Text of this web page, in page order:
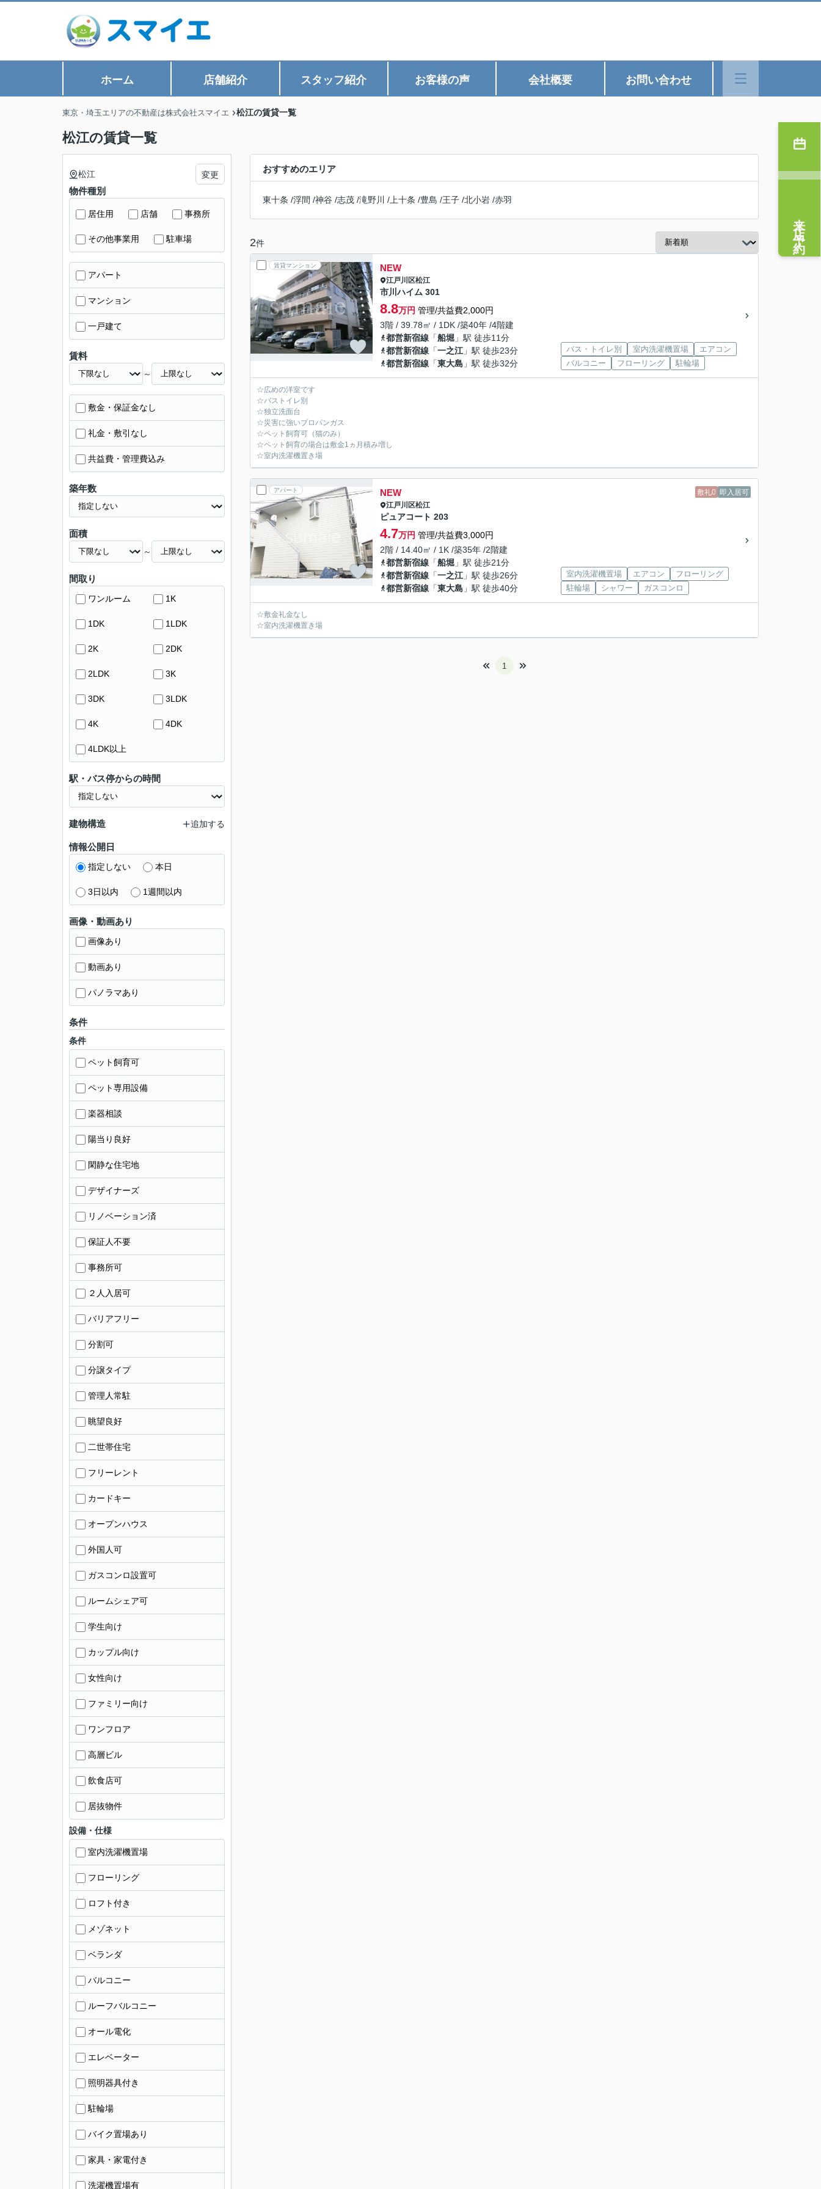
ホーム 店舗紹介 スタッフ紹介 お客様の声 会社概要 お問い合わせ
東京・埼玉エリアの不動産は株式会社スマイエ 松江の賃貸一覧
松江の賃貸一覧
おすすめのエリア
東十条 /浮間 /神谷 /志茂 /滝野川 / 上十条 /豊島 /王子 /北小岩 /赤羽
2件
賃貸マンション NEW
江戸川区松江
市川ハイム 301
8.8万円 管理/共益費2,000円
3階 / 39.78㎡ / 1DK /築40年 /4階建
都営新宿線 「船堀 」駅 徒歩11分
都営新宿線 「一之江 」駅 徒歩23分
都営新宿線 「東大島 」駅 徒歩32分
バス・トイレ別 室内洗濯機置場
エアコン
バルコニー
フローリング 駐輪場
☆広めの洋室です
☆バストイレ別
☆独立洗面台
☆災害に強いプロパンガス
☆ペット飼育可（猫のみ）
☆ペット飼育の場合は敷金1ヵ月積み増し
☆室内洗濯機置き場
アパート 敷礼0 即入居可
NEW
江戸川区松江
ピュアコート 203
4.7万円 管理/共益費3,000円
2階 / 14.40㎡ / 1K /築35年 /2階建
都営新宿線 「船堀 」駅 徒歩21分
都営新宿線 「一之江 」駅 徒歩26分
都営新宿線 「東大島 」駅 徒歩40分
室内洗濯機置場 エアコン
フローリング
駐輪場
シャワー ガスコンロ
☆敷金礼金なし
☆室内洗濯機置き場
1
松江 変更
物件種別
居住用 店舗 事務所
その他事業用 駐車場
アパート
マンション
一戸建て
賃料
～
敷金・保証金なし
礼金・敷引なし
共益費・管理費込み
築年数
面積
～
間取り
ワンルーム 1K
1DK 1LDK
2K 2DK
2LDK 3K
3DK 3LDK
4K 4DK
4LDK以上
駅・バス停からの時間
建物構造 追加する
情報公開日
指定しない 本日
3日以内 1週間以内
画像・動画あり
画像あり
動画あり
パノラマあり
条件
条件
ペット飼育可
ペット専用設備
楽器相談
陽当り良好
閑静な住宅地
デザイナーズ
リノベーション済
保証人不要
事務所可
２人入居可
バリアフリー
分割可
分譲タイプ
管理人常駐
眺望良好
二世帯住宅
フリーレント
カードキー
オープンハウス
外国人可
ガスコンロ設置可
ルームシェア可
学生向け
カップル向け
女性向け
ファミリー向け
ワンフロア
高層ビル
飲食店可
居抜物件
設備・仕様
室内洗濯機置場
フローリング
ロフト付き
メゾネット
ベランダ
バルコニー
ルーフバルコニー
オール電化
エレベーター
照明器具付き
駐輪場
バイク置場あり
家具・家電付き
洗濯機置場有
来店予約